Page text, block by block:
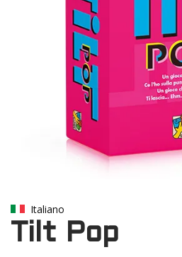
Italiano
Tilt Pop